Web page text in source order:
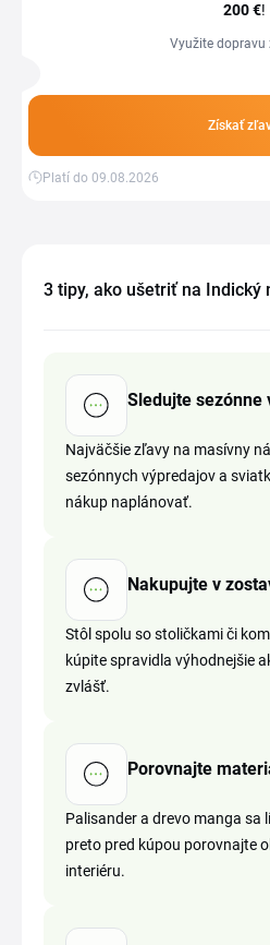
200 €!
Využite dopravu
Získať
Platí do 09.08.2026
3 tipy, ako ušetriť na Indický
Sledujte sezónne
Najväčšie zľavy na masívny
sezónnych výpredajov a
nákup naplánovať.
Nakupujte v
Stôl spolu so stoličkami či
kúpite spravidla výhodnejšie
zvlášť.
Porovnajte
Palisander a drevo manga sa
preto pred kúpou porovnajte
interiéru.